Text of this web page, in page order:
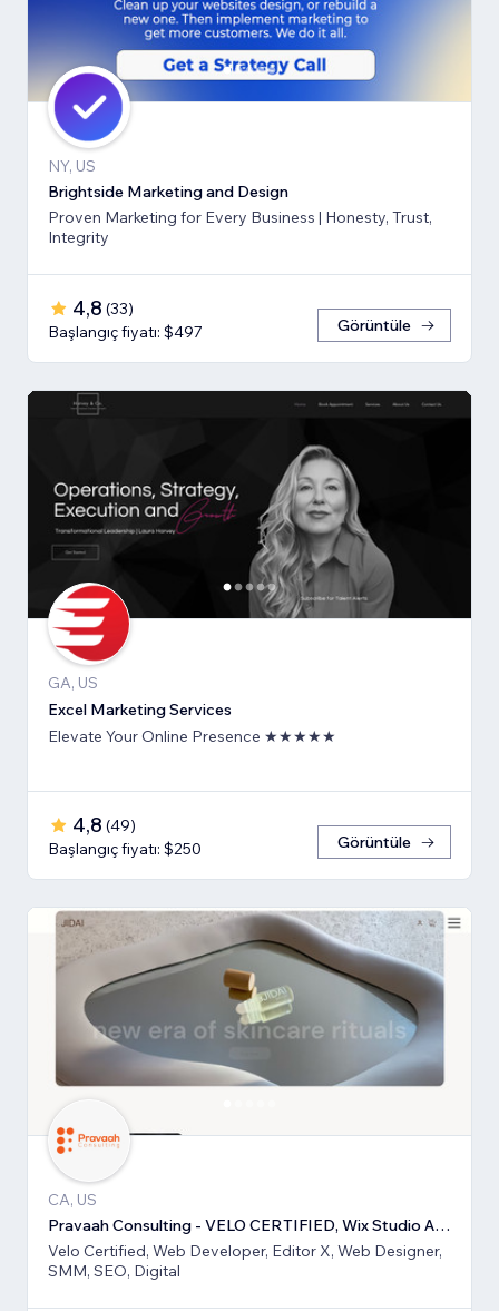
NY, US
Brightside Marketing and Design
Proven Marketing for Every Business | Honesty, Trust,
Integrity
4,8 (33)
Başlangıç fiyatı: $497
Görüntüle
GA, US
Excel Marketing Services
Elevate Your Online Presence ★★★★★
4,8 (49)
Başlangıç fiyatı: $250
Görüntüle
CA, US
Pravaah Consulting - VELO CERTIFIED, Wix Studio Approved
Velo Certified, Web Developer, Editor X, Web Designer,
SMM, SEO, Digital